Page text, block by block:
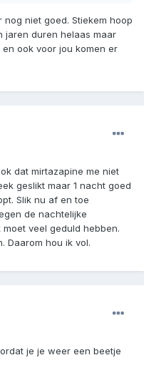
niet goed. Stiekem hoop
jaren duren helaas maar
ook voor jou komen er
dat mirtazapine me niet
geslikt maar 1 nacht goed
Slik nu af en toe
de nachtelijke
veel geduld hebben.
Daarom hou ik vol.
je je weer een beetje